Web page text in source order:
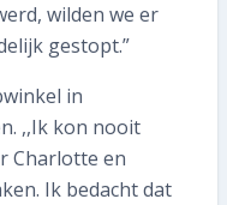
wilden we er
gestopt.”
in
,,Ik kon nooit
Charlotte en
Ik bedacht dat